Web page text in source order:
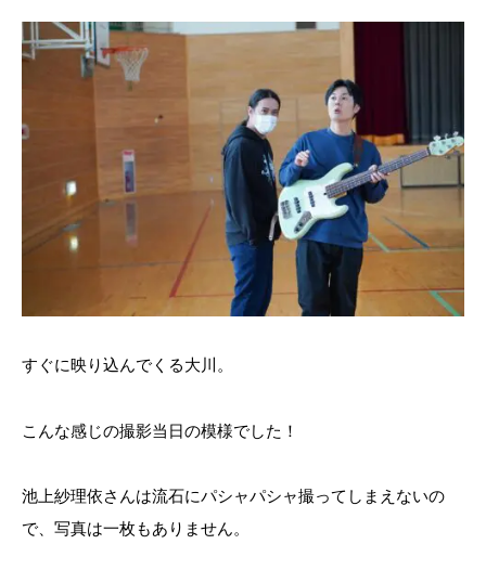
すぐに映り込んでくる大川。
こんな感じの撮影当日の模様でした！
池上紗理依さんは流石にパシャパシャ撮ってしまえないの
で、写真は一枚もありません。